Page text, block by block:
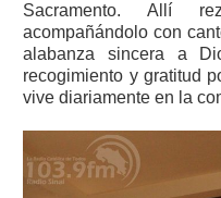
Sacramento. Allí
acompañándolo con
alabanza sincera a
recogimiento y gratitud
vive diariamente en la